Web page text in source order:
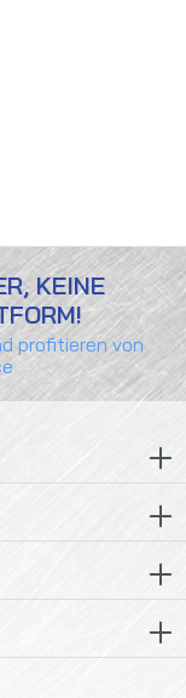
KEINE
profitieren von